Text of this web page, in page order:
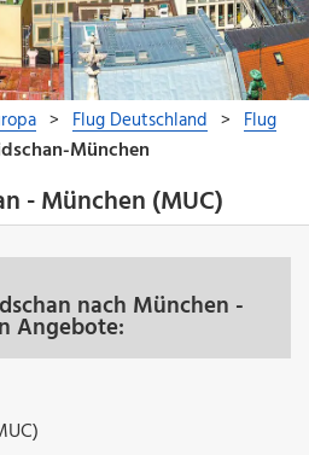
- München (MUC)
nach München -
Angebote: